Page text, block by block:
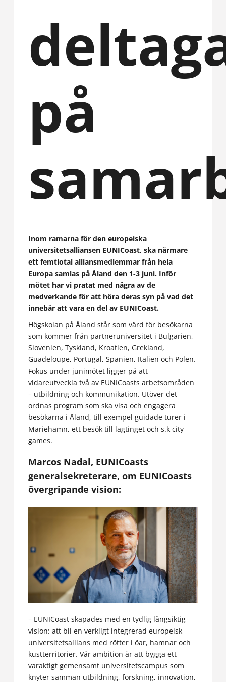
på
Inom ramarna för den europeiska
universitetsalliansen EUNICoast, ska närmare
ett femtiotal alliansmedlemmar från hela
Europa samlas på Åland den 1-3 juni. Inför
mötet har vi pratat med några av de
medverkande för att höra deras syn på vad det
innebär att vara en del av EUNICoast.
Högskolan på Åland står som värd för besökarna
som kommer från partneruniversitet i Bulgarien,
Slovenien, Tyskland, Kroatien, Grekland,
Guadeloupe, Portugal, Spanien, Italien och Polen.
Fokus under junimötet ligger på att
vidareutveckla två av EUNICoasts arbetsområden
– utbildning och kommunikation. Utöver det
ordnas program som ska visa och engagera
besökarna i Åland, till exempel guidade turer i
Mariehamn, ett besök till lagtinget och s.k city
games.
Marcos Nadal, EUNICoasts
generalsekreterare, om EUNICoasts
övergripande vision:
– EUNICoast skapades med en tydlig långsiktig
vision: att bli en verkligt integrerad europeisk
universitetsallians med rötter i öar, hamnar och
kustterritorier. Vår ambition är att bygga ett
varaktigt gemensamt universitetscampus som
knyter samman utbildning, forskning, innovation,